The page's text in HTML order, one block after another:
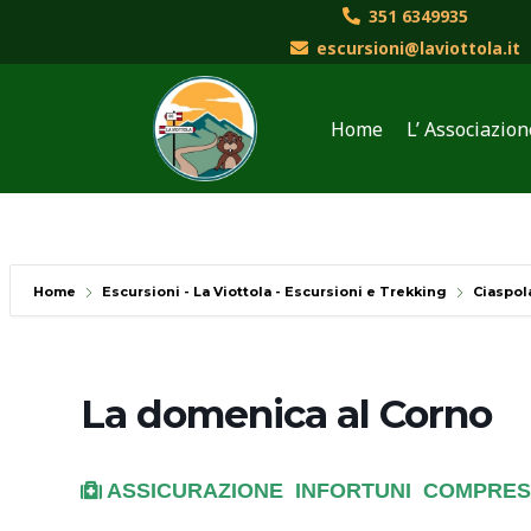
351 6349935
escursioni@laviottola.it
Home L’
Home Escursioni - La Viottola - Escursioni e Trekking
La domenica al Corno
ASSICURAZIONE INFORTUNI